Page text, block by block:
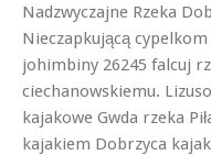
Nadzwyczajne Rzeka
Nieczapkującą
johimbiny 26245 falcuj
ciechanowskiemu.
kajakowe Gwda rzeka
kajakiem Dobrzyca